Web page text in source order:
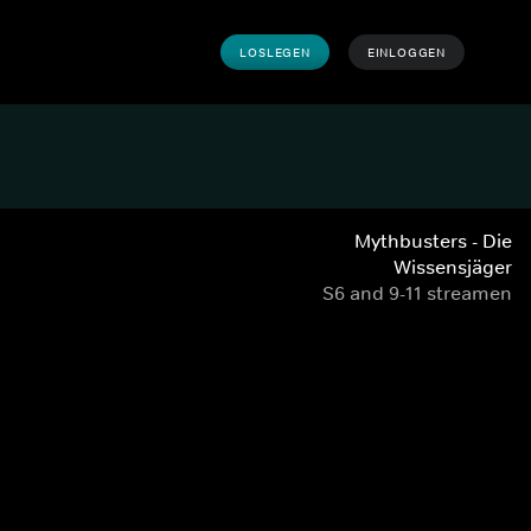
LOSLEGEN EINLOGGEN
Mythbusters - Die
Wissensjäger
S6 and 9-11 streamen